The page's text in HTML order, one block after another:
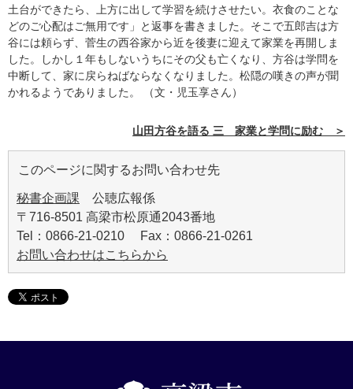
土台ができたら、上方に出して学習を続けさせたい。衣食のことな
どのご心配はご無用です」と返事を書きました。そこで五郎吉は方
谷には頼らず、菅生の西谷家から近を後妻に迎えて家業を再開しま
した。しかし１年もしないうちにその父も亡くなり、方谷は学問を
中断して、家に戻らねばならなくなりました。松隠の嘆きの声が聞
かれるようでありました。 （文・児玉享さん）
山田方谷を語る 三 家業と学問に励む ＞
このページに関するお問い合わせ先
秘書企画課 公聴広報係
〒716-8501 高梁市松原通2043番地
Tel：0866-21-0210 Fax：0866-21-0261
お問い合わせはこちらから